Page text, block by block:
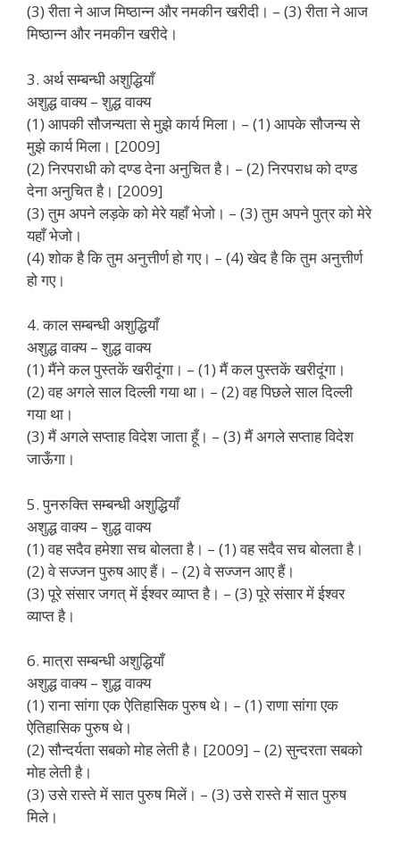
(3) रीता ने आज मिष्ठान्न और नमकीन खरीदी। – (3) रीता ने आज
मिष्ठान्न और नमकीन खरीदे।
3. अर्थ सम्बन्धी अशुद्धियाँ
अशुद्ध वाक्य – शुद्ध वाक्य
(1) आपकी सौजन्यता से मुझे कार्य मिला। – (1) आपके सौजन्य से
मुझे कार्य मिला। [2009]
(2) निरपराधी को दण्ड देना अनुचित है। – (2) निरपराध को दण्ड
देना अनुचित है। [2009]
(3) तुम अपने लड़के को मेरे यहाँ भेजो। – (3) तुम अपने पुत्र को मेरे
यहाँ भेजो।
(4) शोक है कि तुम अनुत्तीर्ण हो गए। – (4) खेद है कि तुम अनुत्तीर्ण
हो गए।
4. काल सम्बन्धी अशुद्धियाँ
अशुद्ध वाक्य – शुद्ध वाक्य
(1) मैंने कल पुस्तकें खरीदूंगा। – (1) मैं कल पुस्तकें खरीदूंगा।
(2) वह अगले साल दिल्ली गया था। – (2) वह पिछले साल दिल्ली
गया था।
(3) मैं अगले सप्ताह विदेश जाता हूँ। – (3) मैं अगले सप्ताह विदेश
जाऊँगा।
5. पुनरुक्ति सम्बन्धी अशुद्धियाँ
अशुद्ध वाक्य – शुद्ध वाक्य
(1) वह सदैव हमेशा सच बोलता है। – (1) वह सदैव सच बोलता है।
(2) वे सज्जन पुरुष आए हैं। – (2) वे सज्जन आए हैं।
(3) पूरे संसार जगत् में ईश्वर व्याप्त है। – (3) पूरे संसार में ईश्वर
व्याप्त है।
6. मात्रा सम्बन्धी अशुद्धियाँ
अशुद्ध वाक्य – शुद्ध वाक्य
(1) राना सांगा एक ऐतिहासिक पुरुष थे। – (1) राणा सांगा एक
ऐतिहासिक पुरुष थे।
(2) सौन्दर्यता सबको मोह लेती है। [2009] – (2) सुन्दरता सबको
मोह लेती है।
(3) उसे रास्ते में सात पुरुष मिलें। – (3) उसे रास्ते में सात पुरुष
मिले।